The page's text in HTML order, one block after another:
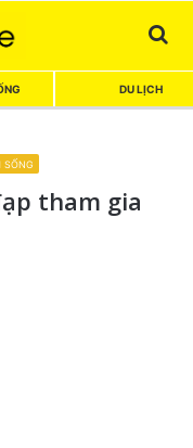
DU LỊCH
SỐNG
tham gia